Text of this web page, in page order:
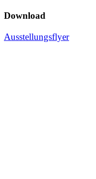
Download
Ausstellungsflyer